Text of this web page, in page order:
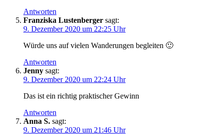
Antworten
Franziska Lustenberger sagt:
9. Dezember 2020 um 22:25 Uhr
Würde uns auf vielen Wanderungen begleiten 🙂
Antworten
Jenny sagt:
9. Dezember 2020 um 22:24 Uhr
Das ist ein richtig praktischer Gewinn
Antworten
Anna S. sagt:
9. Dezember 2020 um 21:46 Uhr